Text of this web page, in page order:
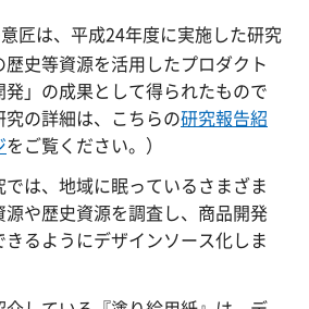
匠は、平成24年度に実施した研究
歴史等資源を活用したプロダクト
発」の成果として得られたもので
究の詳細は、こちらの研究報告紹
をご覧ください。）
では、地域に眠っているさまざま
源や歴史資源を調査し、商品開発
きるようにデザインソース化しま